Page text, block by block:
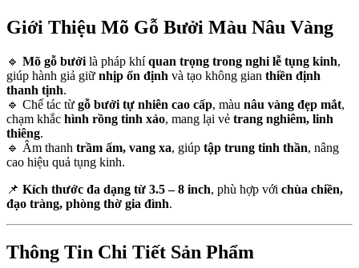
Giới Thiệu Mõ Gỗ Bưởi Màu Nâu Vàng
🔹 Mõ gỗ bưởi là pháp khíquan trọng trong nghi lễ tụng kinh,
giúp hành giả giữ nhịp ổn định và tạo không gian thiền định
thanh tịnh.
🔹 Chế tác từ gỗ bưởi tự nhiên cao cấp, màu nâu vàng đẹp mắt,
chạm khắc hình rồng tinh xảo, mang lại vẻ trang nghiêm, linh
thiêng.
🔹 Âm thanh trầm ấm, vang xa, giúp tập trung tinh thần, nâng
cao hiệu quả tụng kinh.
📌 Kích thước đa dạng từ 3.5 – 8 inch, phù hợp với chùa chiền,
đạo tràng, phòng thờ gia đình.
Thông Tin Chi Tiết Sản Phẩm